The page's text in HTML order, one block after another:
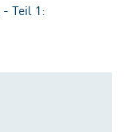
Teil 1: